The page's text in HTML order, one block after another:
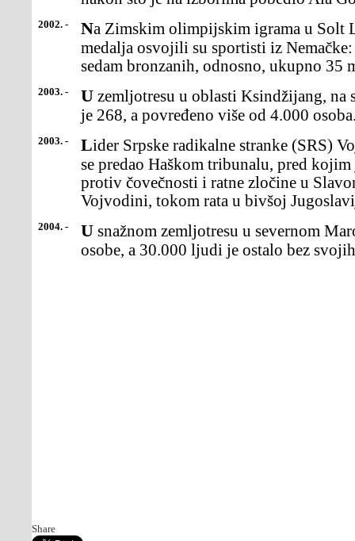
2002. - Na Zimskim olimpijskim igrama u Solt Lejk Sitiju (SAD) najviše
medalja osvojili su sportisti iz
sedam bronzanih, odnosno, ukupno 35
2003. - U zemljotresu u oblasti Ksindžijang, na severoistoku Kine poginulo
je 268, a povređeno više od 4.000
2003. - Lider Srpske radikalne stranke (SRS) Vojislav Šešelj dobrovoljno
se predao Haškom tribunalu, pred
protiv čovečnosti i ratne zločine u
Vojvodini, tokom rata u bivšoj
2004. - U snažnom zemljotresu u severnom Maroku, poginule su 572
osobe, a 30.000 ljudi je ostalo bez
Share